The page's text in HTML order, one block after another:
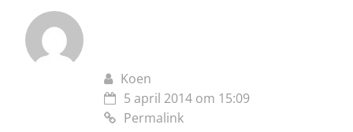
Koen
5 april 2014 om 15:09
Permalink